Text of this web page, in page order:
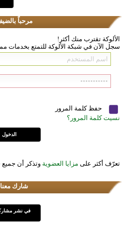
مرحباً
الألوكة تقترب منك أكثر!
سجل الآن في شبكة الألوكة للتمتع بخدمات
حفظ كلمة المرور
نسيت كلمة المرور؟
تعرّف أكثر على مزايا العضوية وتذكر أن جميع
شارك معنا
في نشر